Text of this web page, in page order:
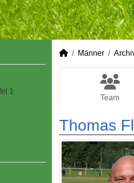
1
Männer
Team
Thomas